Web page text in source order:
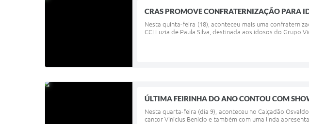
CRAS PROMOVE CONFRATERNIZAÇÃO PARA
Nesta quinta-feira (18), aconteceu mais uma
CCI Luzia de Paula Silva, destinada aos idosos do Grupo
ÚLTIMA FEIRINHA DO ANO CONTOU COM
Nesta quarta-feira (dia 9), aconteceu no Calçadão
cantor Vinícius Benício e também com uma linda